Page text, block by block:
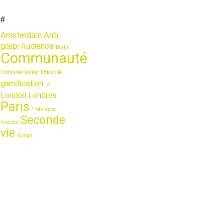
#
Amsterdam Anti-
gaspi Audience Berlin
Communauté
Computer Vision Efficacité
gamification IA
London Londres
Paris Préférence
marque Seconde
vie Temps